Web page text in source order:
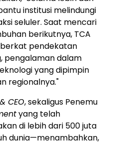
institusi melindungi
seluler. Saat mencari
berikutnya, TCA
pendekatan
pengalaman dalam
yang dipimpin
regionalnya."
CEO, sekaligus Penemu
yang telah
di lebih dari 500 juta
dunia—menambahkan,